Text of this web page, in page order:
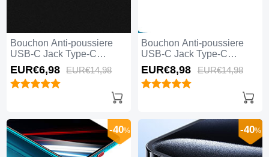
Bouchon Anti-poussiere
USB-C Jack Type-C
Universel H04 pour Apple
iPhone 15 Pro Max Blanc
EUR€6,98 EUR€14,98
Bouchon Anti-poussiere
USB-C Jack Type-C
Universel H03 pour Apple
iPhone 15 Pro Max Argent
EUR€8,98 EUR€14,98
-40% -40%